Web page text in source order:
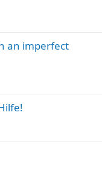
an imperfect